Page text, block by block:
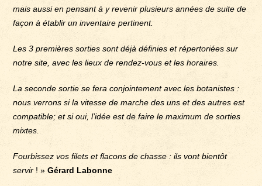
mais aussi en pensant à y revenir plusieurs années de suite de
façon à établir un inventaire pertinent.
Les 3 premières sorties sont déjà définies et répertoriées sur
notre site, avec les lieux de rendez-vous et les horaires.
La seconde sortie se fera conjointement avec les botanistes :
nous verrons si la vitesse de marche des uns et des autres est
compatible; et si oui, l’idée est de faire le maximum de sorties
mixtes.
Fourbissez vos filets et flacons de chasse : ils vont bientôt
servir ! »Gérard Labonne